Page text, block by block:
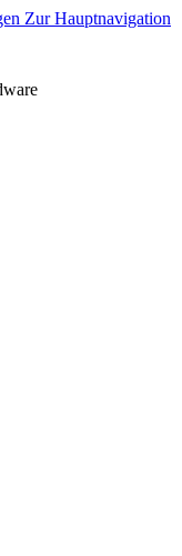
Zur Hauptnavigation